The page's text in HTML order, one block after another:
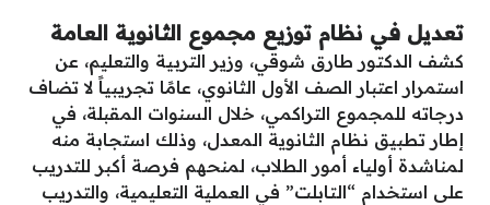
تعديل في نظام توزيع مجموع الثانوية العامة
كشف الدكتور طارق شوقي، وزير التربية والتعليم، عن
استمرار اعتبار الصف الأول الثانوي، عامًا تجريبياً لا تضاف
درجاته للمجموع التراكمي، خلال السنوات المقبلة، في
إطار تطبيق نظام الثانوية المعدل، وذلك استجابة منه
لمناشدة أولياء أمور الطلاب، لمنحهم فرصة أكبر للتدريب
على استخدام “التابلت” في العملية التعليمية، والتدريب